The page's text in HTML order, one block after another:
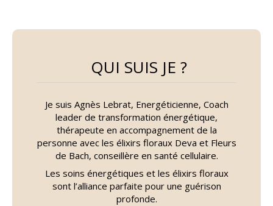
QUI SUIS JE ?
Je suis Agnès Lebrat, Energéticienne, Coach
leader de transformation énergétique,
thérapeute en accompagnement de la
personne avec les élixirs floraux Deva et Fleurs
de Bach, conseillère en santé cellulaire.
Les soins énergétiques et les élixirs floraux
sont l’alliance parfaite pour une guérison
profonde.